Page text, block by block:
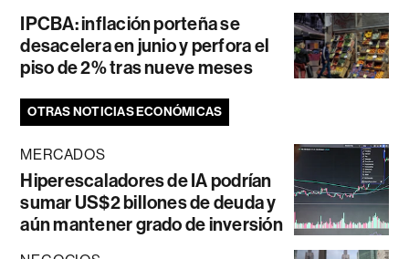
IPCBA: inflación porteña se
desacelera en junio y perfora el
piso de 2% tras nueve meses
OTRAS NOTICIAS ECONÓMICAS
MERCADOS
Hiperescaladores de IA podrían
sumar US$2 billones de deuda y
aún mantener grado de inversión